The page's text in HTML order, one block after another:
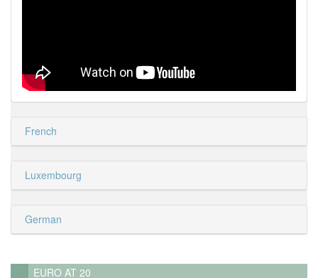
French
Luxembourg
German
EURO AT 20